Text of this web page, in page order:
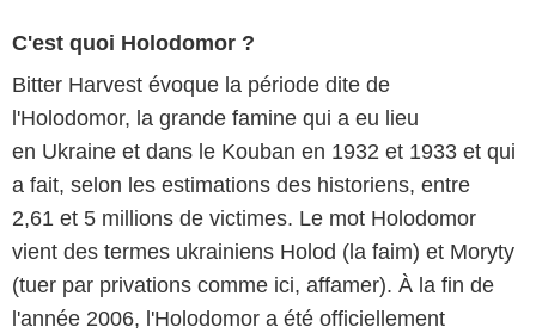
C'est quoi Holodomor ?
Bitter Harvest évoque la période dite de
l'Holodomor, la grande famine qui a eu lieu
en Ukraine et dans le Kouban en 1932 et 1933 et qui
a fait, selon les estimations des historiens, entre
2,61 et 5 millions de victimes. Le mot Holodomor
vient des termes ukrainiens Holod (la faim) et Moryty
(tuer par privations comme ici, affamer). À la fin de
l'année 2006, l'Holodomor a été officiellement